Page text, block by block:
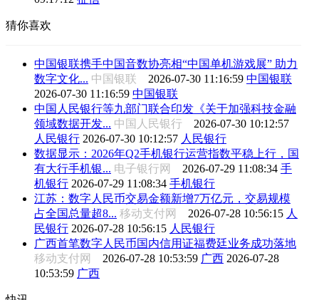
猜你喜欢
中国银联携手中国音数协亮相“中国单机游戏展” 助力
数字文化... 中国银联 2026-07-30 11:16:59 中国银联
2026-07-30 11:16:59 中国银联
中国人民银行等九部门联合印发《关于加强科技金融
领域数据开发... 中国人民银行 2026-07-30 10:12:57
人民银行 2026-07-30 10:12:57 人民银行
数据显示：2026年Q2手机银行运营指数平稳上行，国
有大行手机银... 电子银行网 2026-07-29 11:08:34 手
机银行 2026-07-29 11:08:34 手机银行
江苏：数字人民币交易金额新增7万亿元，交易规模
占全国总量超8... 移动支付网 2026-07-28 10:56:15 人
民银行 2026-07-28 10:56:15 人民银行
广西首笔数字人民币国内信用证福费廷业务成功落地
移动支付网 2026-07-28 10:53:59 广西 2026-07-28
10:53:59 广西